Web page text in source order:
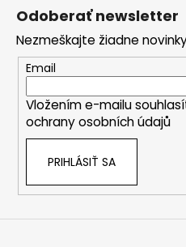
Odoberať newsletter
Nezmeškajte žiadne
Email
Vložením e-mailu
ochrany osobních údajů
PRIHLÁSIŤ SA